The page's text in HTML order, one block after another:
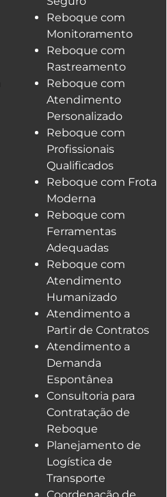
Reboque com
Monitoramento
Reboque com
Rastreamento
Reboque com
Atendimento
Personalizado
Reboque com
Profissionais
Qualificados
Reboque com Frota
Moderna
Reboque com
Ferramentas
Adequadas
Reboque com
Atendimento
Humanizado
Atendimento a
Partir de Contratos
Atendimento a
Demanda
Espontânea
Consultoria para
Contratação de
Reboque
Planejamento de
Logística de
Transporte